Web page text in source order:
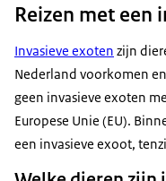
Reizen met een
Invasieve exoten zijn
Nederland voorkomen
geen invasieve exoten
Europese Unie (EU).
een invasieve exoot,